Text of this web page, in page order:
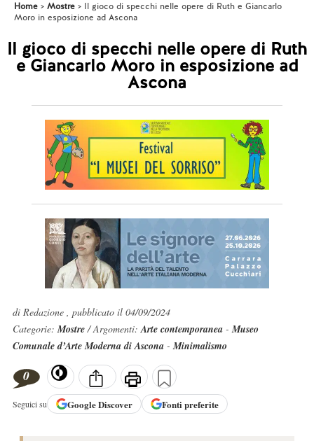
Home Mostre
Il gioco di specchi nelle opere di Ruth e Giancarlo
Moro in esposizione ad Ascona
Il gioco di specchi nelle opere di Ruth
e Giancarlo Moro in esposizione ad
Ascona
di Redazione , pubblicato il 04/09/2024
Categorie:Mostre/ Argomenti:Arte contemporanea-Museo
Comunale d’Arte Moderna di Ascona-Minimalismo
0
Seguici su GoogleDiscover Fonti preferite